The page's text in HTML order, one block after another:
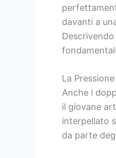
davanti a
La
Anche i
il giovane
interpellato
da parte